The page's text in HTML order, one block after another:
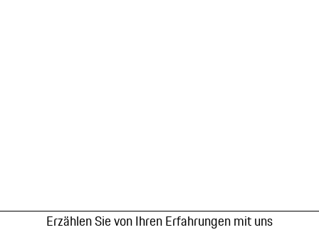
Erzählen Sie von Ihren Erfahrungen mit uns